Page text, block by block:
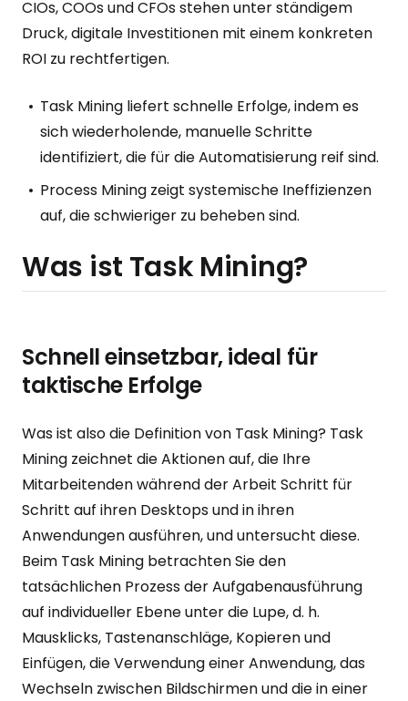
CIOs, COOs und CFOs stehen unter ständigem
Druck, digitale Investitionen mit einem konkreten
ROI zu rechtfertigen.
Task Mining liefert schnelle Erfolge, indem es
sich wiederholende, manuelle Schritte
identifiziert, die für die Automatisierung reif sind.
Process Mining zeigt systemische Ineffizienzen
auf, die schwieriger zu beheben sind.
Was ist Task Mining?
Schnell einsetzbar, ideal für
taktische Erfolge
Was ist also die Definition von Task Mining? Task
Mining zeichnet die Aktionen auf, die Ihre
Mitarbeitenden während der Arbeit Schritt für
Schritt auf ihren Desktops und in ihren
Anwendungen ausführen, und untersucht diese.
Beim Task Mining betrachten Sie den
tatsächlichen Prozess der Aufgabenausführung
auf individueller Ebene unter die Lupe, d. h.
Mausklicks, Tastenanschläge, Kopieren und
Einfügen, die Verwendung einer Anwendung, das
Wechseln zwischen Bildschirmen und die in einer